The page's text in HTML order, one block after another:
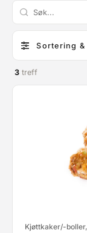
Sortering
3 treff
Kjøttkaker/-